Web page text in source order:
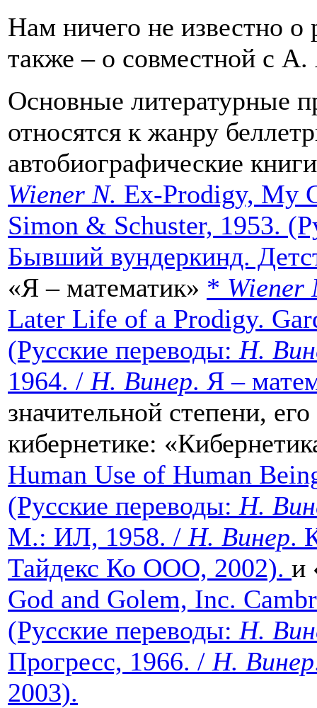
Нам ничего не известно
также – о совместной с
Основные литературные
относятся к жанру
автобиографические
Wiener N. Ex-Prodigy, My
Simon & Schuster, 1953.
Бывший вундеркинд.
«Я – математик» * Wiener
Later Life of a Prodigy.
(Русские переводы: Н.
1964. / Н. Винер. Я –
значительной степени,
кибернетике:
Human Use of Human
(Русские переводы: Н.
М.: ИЛ, 1958. / Н. Винер.
Тайдекс Ко ООО, 2002). и
God and Golem, Inc.
(Русские переводы: Н.
Прогресс, 1966. / Н. Винер
2003).